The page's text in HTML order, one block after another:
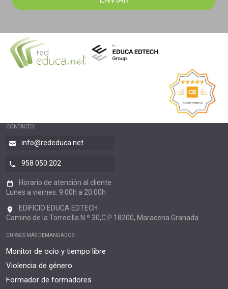
CONTACTO:
info@rededuca.net
958 050 202
Horario de atención al cliente:
Lunes a viernes: 9.00h a 20.00h
EDIFICIO EDUCA EDTECH
Camino de la Torrecilla N.º 30,C.P 18200, Maracena Granada
CURSOS MÁS DEMANDADOS:
Monitor de ocio y tiempo libre
Violencia de género
Formador de formadores